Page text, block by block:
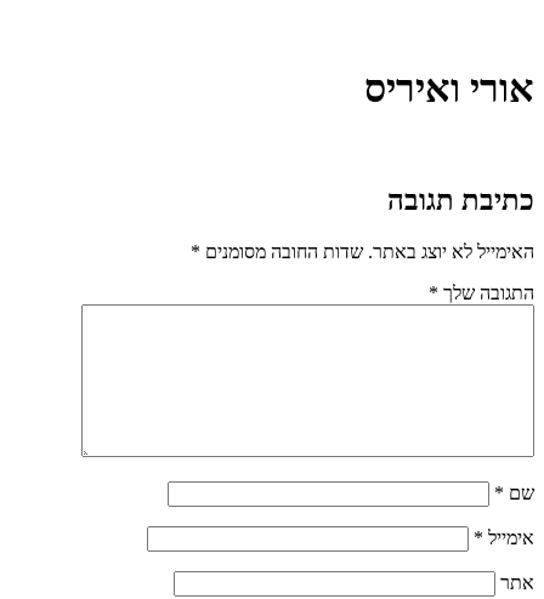
אורי ואיריס
כתיבת תגובה
האימייל לא יוצג באתר. שדות החובה מסומנים *
התגובה שלך *
שם *
אימייל *
אתר